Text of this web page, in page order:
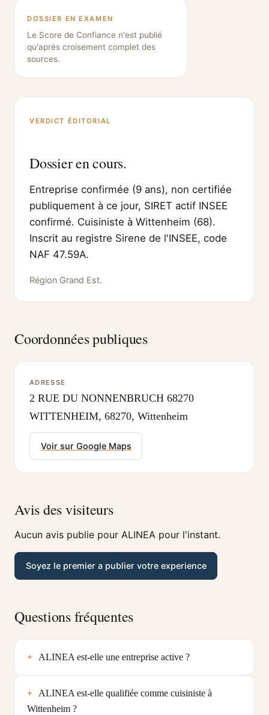
DOSSIER EN EXAMEN
Le Score de Confiance n'est publié
qu'après croisement complet des
sources.
VERDICT ÉDITORIAL
Dossier en cours.
Entreprise confirmée (9 ans), non certifiée
publiquement à ce jour, SIRET actif INSEE
confirmé. Cuisiniste à Wittenheim (68).
Inscrit au registre Sirene de l'INSEE, code
NAF 47.59A.
Région Grand Est.
Coordonnées publiques
ADRESSE
2 RUE DU NONNENBRUCH 68270
WITTENHEIM, 68270, Wittenheim
Voir sur Google Maps
Avis des visiteurs
Aucun avis publie pour ALINEA pour l'instant.
Soyez le premier a publier votre experience
Questions fréquentes
ALINEA est-elle une entreprise active ?
ALINEA est-elle qualifiée comme cuisiniste à
Wittenheim ?